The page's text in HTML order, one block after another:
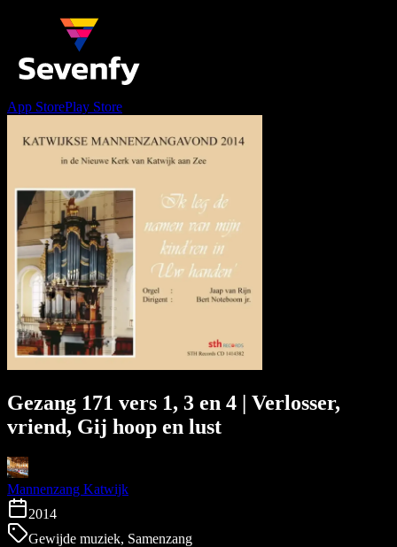
App StorePlay Store
Gezang 171 vers 1, 3 en 4 | Verlosser,
vriend, Gij hoop en lust
Mannenzang Katwijk
2014
Gewijde muziek, Samenzang